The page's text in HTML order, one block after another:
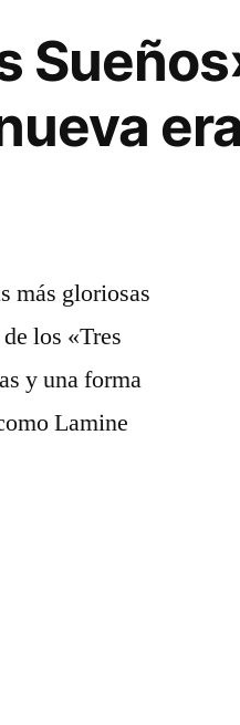
más gloriosas
los «Tres
y una forma
Lamine